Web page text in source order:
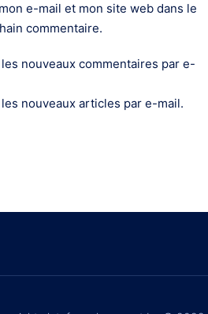
e-mail et mon site web dans le
commentaire.
nouveaux commentaires par e-
nouveaux articles par e-mail.